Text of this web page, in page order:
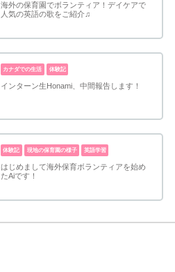
海外の保育園でボランティア！デイケアで
人気の英語の歌をご紹介♫
カナダでの生活 体験記
インターン生Honami、中間報告します！
体験記 現地の保育園の様子 英語学習
はじめまして海外保育ボランティアを始め
たAiです！